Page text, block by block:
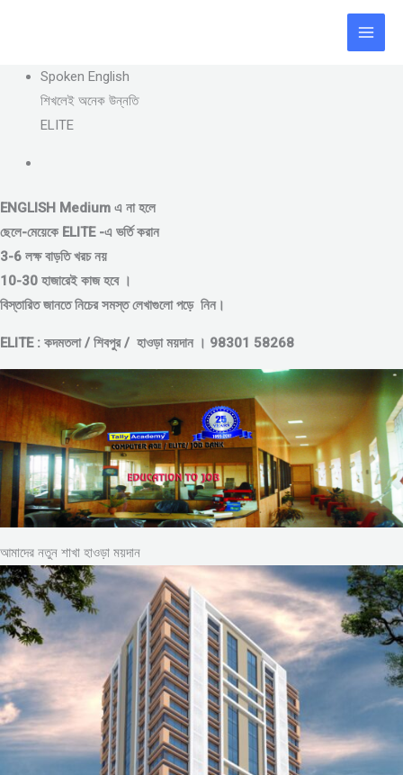
Spoken English
শিখলেই অনেক উন্নতি
ELITE
ENGLISH Medium এ না হলে
ছেলে-মেয়েকে ELITE -এ ভর্তি করান
3-6 লক্ষ বাড়তি খরচ নয়
10-30 হাজারেই কাজ হবে ।
বিস্তারিত জানতে নিচের সমস্ত লেখাগুলো পড়ে নিন।
ELITE : কদমতলা / শিবপুর / হাওড়া ময়দান । 98301 58268
আমাদের নতুন শাখা হাওড়া ময়দান